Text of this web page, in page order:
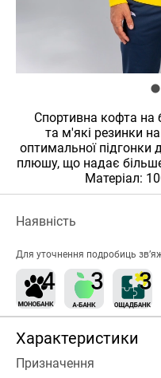
Спортивна кофта на
та м'які резинки
оптимальної підгонки
плюшу, що надає
Матеріал:
Наявність
Для уточнення подробиць
Характеристики
Призначення